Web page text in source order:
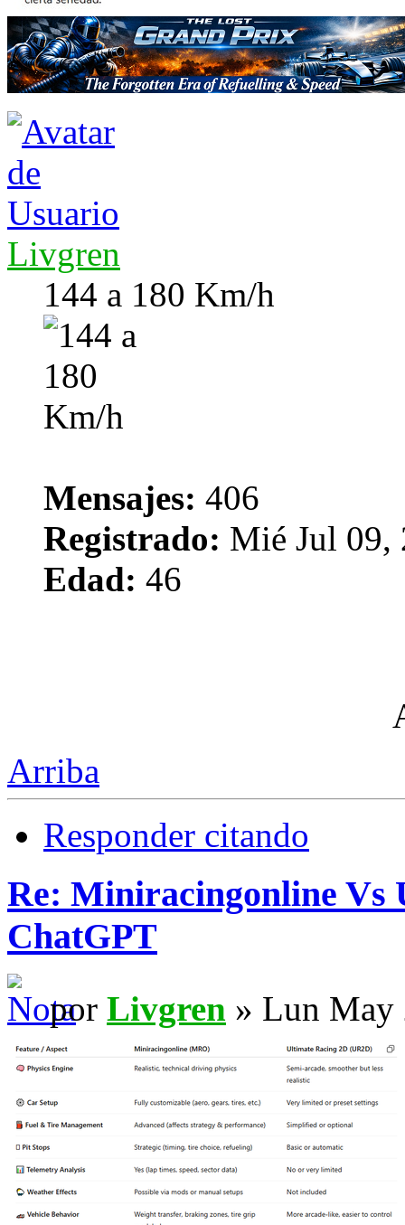
Livgren
144 a 180 Km/h
Mensajes: 406
Registrado: Mié Jul 09,
Edad: 46
Arriba
Responder citando
Re: Miniracingonline Vs
ChatGPT
por Livgren » Lun May